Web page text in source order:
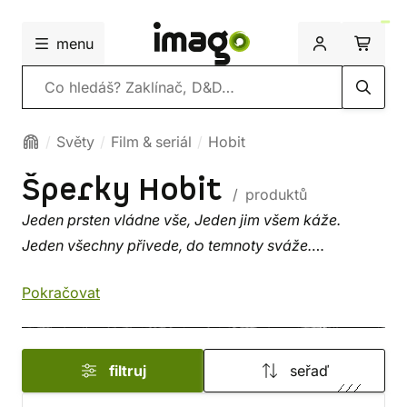
menu
Vyhledávání
Světy Film & seriál Hobit
Šperky Hobit
/ produktů
Jeden prsten vládne vše, Jeden jim všem káže.
Jeden všechny přivede, do temnoty sváže.
Říkejte mu, jak chcete,
Přívěsky, amulety, a další šperky, které ve
filmové trilogiiHobit
patřily elfům či trpaslíkům, mají
ve světě lidí vlastní magii. Nejedno elfí srdce zaplesá
Pokračovat
filtruj seřaď